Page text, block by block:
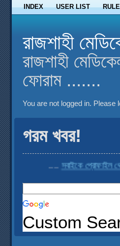
INDEX USER LIST
রাজশাহী
রাজশাহী
ফোরাম .......
You are not logged in. Please
গরম খবর!
সবাইকে প্রোফাইল
Custom